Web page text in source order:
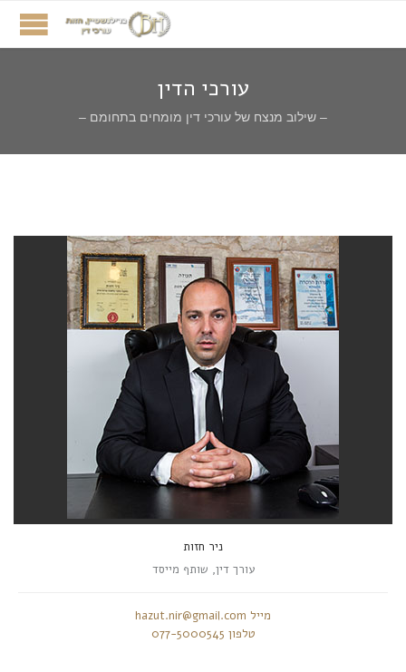
עורכי הדין
– שילוב מנצח של עורכי דין מומחים בתחומם –
ניר חזות
עורך דין, שותף מייסד
hazut.nir@gmail.com מייל
077-5000545 טלפון